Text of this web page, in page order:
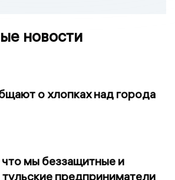
новости
о хлопках над города
мы беззащитные и
предприниматели